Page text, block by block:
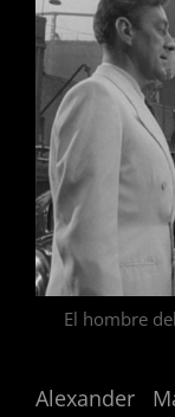
El hombre
Alexander